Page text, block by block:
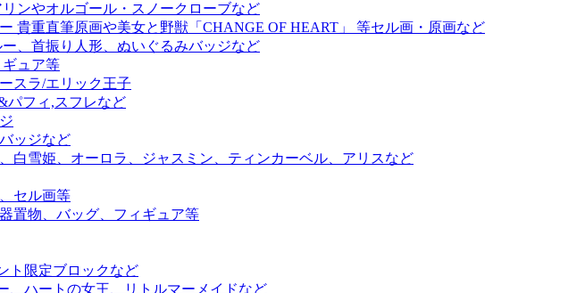
ンやオルゴール・スノークローブなど
貴重直筆原画や美女と野獣「CHANGE OF HEART」 等セル画・原画など
、首振り人形、ぬいぐるみバッジなど
ュア等
スラ/エリック王子
パフィ,スフレなど
ッジなど
白雪姫、オーロラ、ジャスミン、ティンカーベル、アリスなど
セル画等
置物、バッグ、フィギュア等
ト限定ブロックなど
、ハートの女王、リトルマーメイドなど